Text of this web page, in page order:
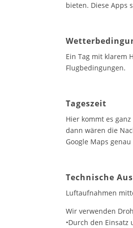
bieten. Diese Apps
Ein Tag mit klarem
Flugbedingungen.
Tageszeit
Hier kommt es
dann wären die
Google Maps
Technische
Luftaufnahmen
Wir verwenden
•Durch den